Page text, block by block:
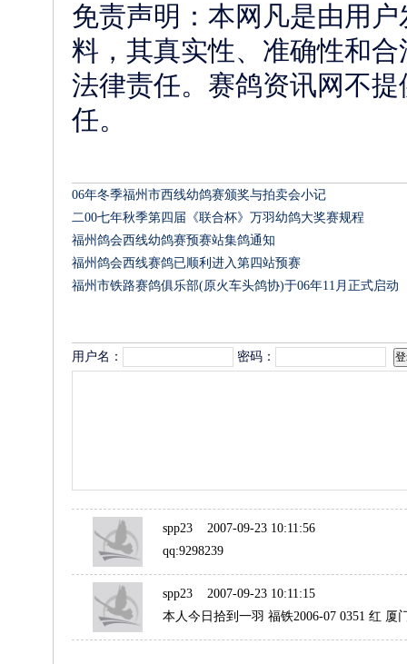
免责声明：本网凡是由用
料，其真实性、准确性和
法律责任。赛鸽资讯网不
任。
06年冬季福州市西线幼鸽赛颁奖与拍卖会小记
二00七年秋季第四届《联合杯》万羽幼鸽大奖赛规程
福州鸽会西线幼鸽赛预赛站集鸽通知
福州鸽会西线赛鸽已顺利进入第四站预赛
福州市铁路赛鸽俱乐部(原火车头鸽协)于06年11月正式启动
用户名： 密码：
spp23 2007-09-23 10:11:56
qq:9298239
spp23 2007-09-23 10:11:15
本人今日拾到一羽 福铁2006-07 0351 红 厦